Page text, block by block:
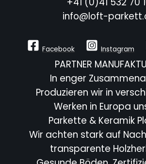
info@loft-
Facebook Instagram
PARTNER
In enger
Produzieren wir in
Werken in Europa
Parkette & Keramik
Wir achten stark auf
transparente